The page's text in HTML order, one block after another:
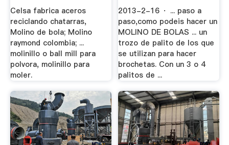
Celsa fabrica aceros
reciclando chatarras,
Molino de bola; Molino
raymond colombia; ...
molinillo o ball mill para
polvora, molinillo para
moler.
2013-2-16 · ... paso a
paso,como podeis hacer un
MOLINO DE BOLAS ... un
trozo de palito de los que
se utilizan para hacer
brochetas. Con un 3 o 4
palitos de ...